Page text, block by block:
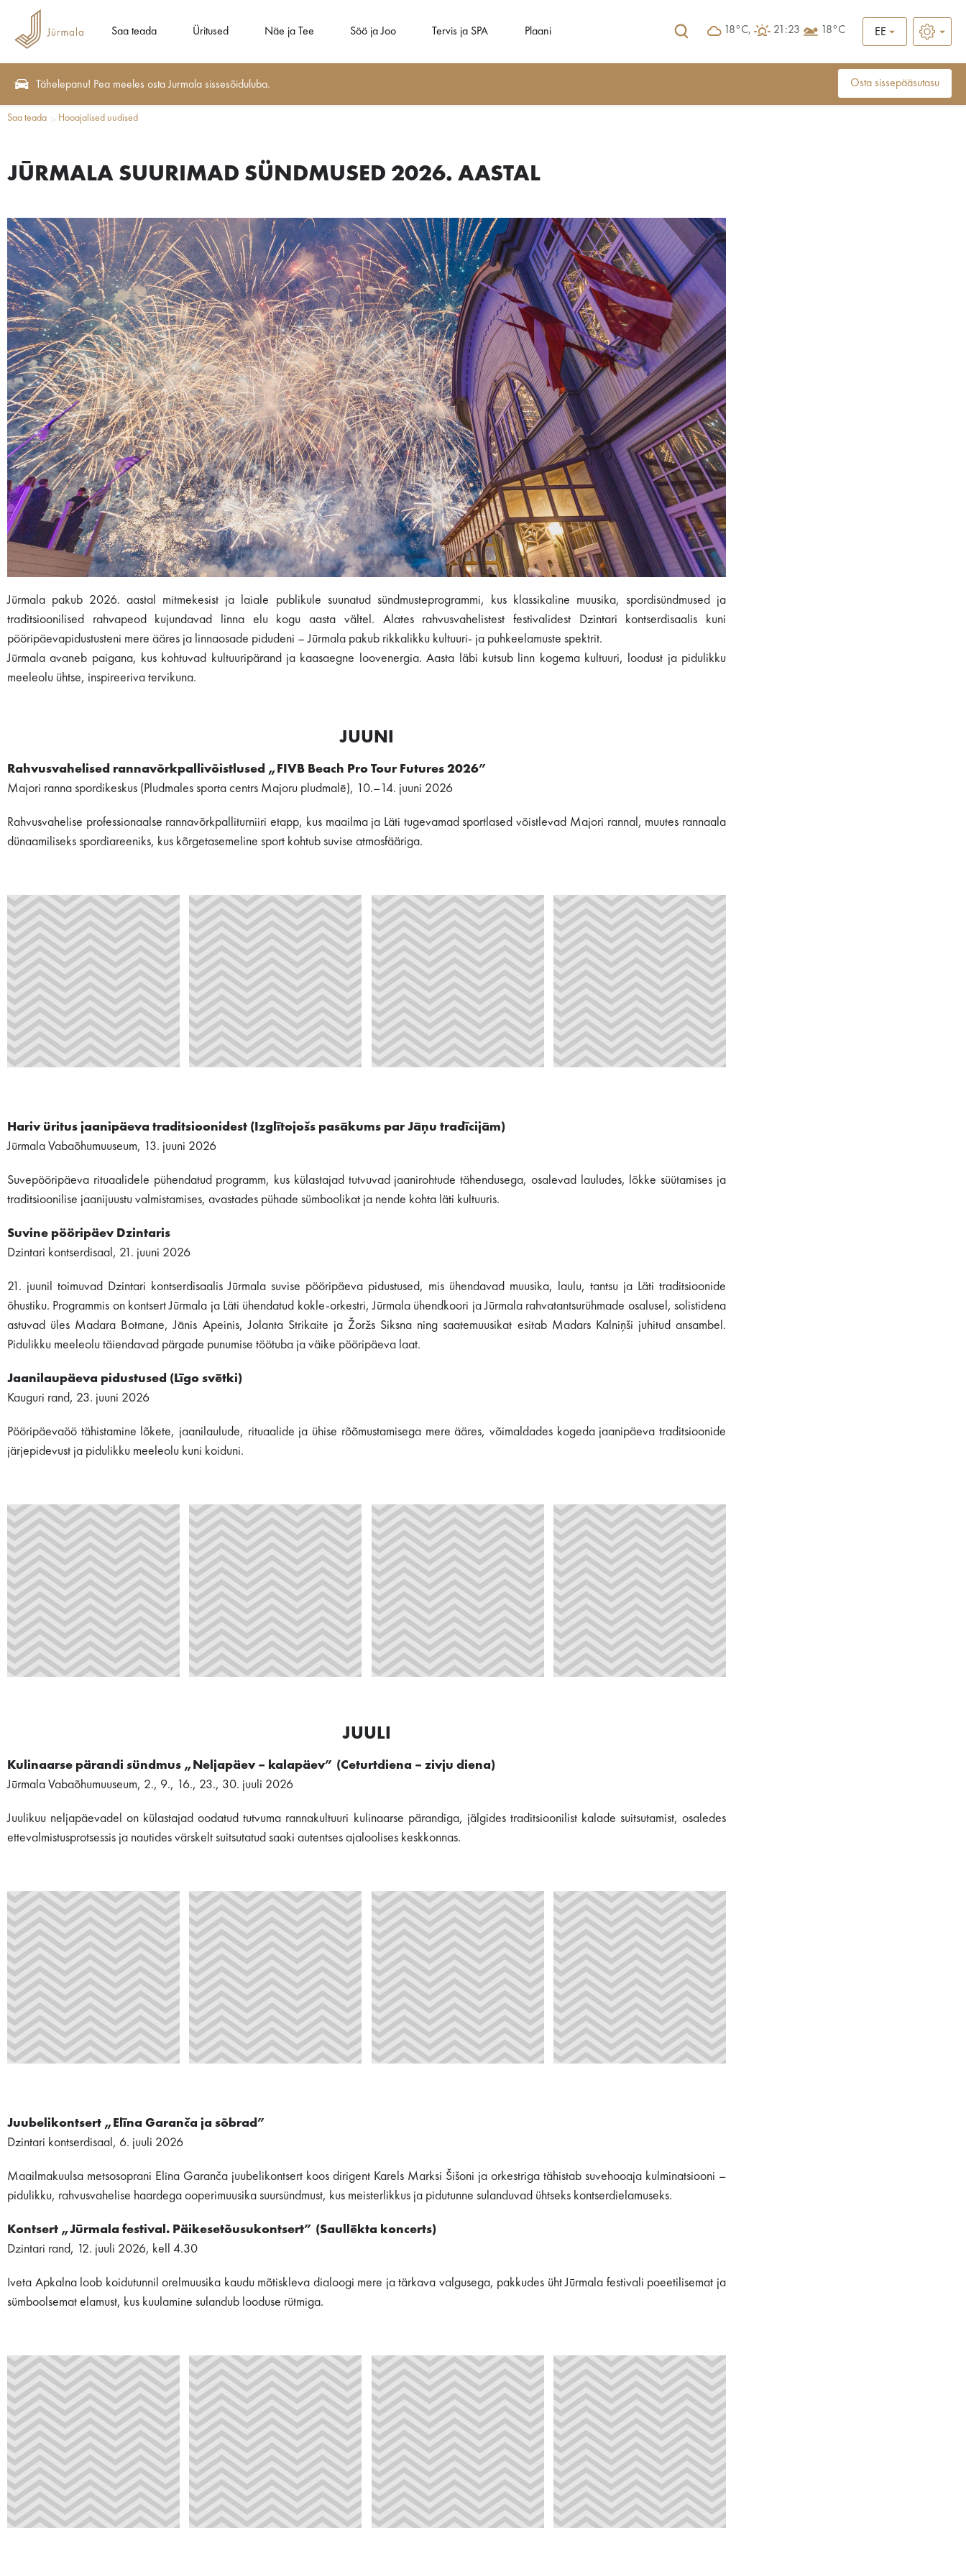
Saa teada Üritused Näe ja Tee Söö ja Joo Tervis ja SPA Plaani 18°C, 21:23 18°C EE
Tähelepanu! Pea meeles osta Jurmala sissesõiduluba. Osta sissepääsutasu
Saa teada Hooajalised uudised
JŪRMALA SUURIMAD SÜNDMUSED 2026. AASTAL
Jūrmala pakub 2026. aastal mitmekesist ja laiale publikule suunatud sündmusteprogrammi, kus klassikaline muusika, spordisündmused ja
traditsioonilised rahvapeod kujundavad linna elu kogu aasta vältel. Alates rahvusvahelistest festivalidest Dzintari kontserdisaalis kuni
pööripäevapidustusteni mere ääres ja linnaosade pidudeni – Jūrmala pakub rikkalikku kultuuri- ja puhkeelamuste spektrit.
Jūrmala avaneb paigana, kus kohtuvad kultuuripärand ja kaasaegne loovenergia. Aasta läbi kutsub linn kogema kultuuri, loodust ja pidulikku
meeleolu ühtse, inspireeriva tervikuna.
JUUNI
Rahvusvahelised rannavõrkpallivõistlused „FIVB Beach Pro Tour Futures 2026”
Majori ranna spordikeskus (Pludmales sporta centrs Majoru pludmalē), 10.–14. juuni 2026
Rahvusvahelise professionaalse rannavõrkpalliturniiri etapp, kus maailma ja Läti tugevamad sportlased võistlevad Majori rannal, muutes rannaala
dünaamiliseks spordiareeniks, kus kõrgetasemeline sport kohtub suvise atmosfääriga.
Hariv üritus jaanipäeva traditsioonidest (Izglītojošs pasākums par Jāņu tradīcijām)
Jūrmala Vabaõhumuuseum, 13. juuni 2026
Suvepööripäeva rituaalidele pühendatud programm, kus külastajad tutvuvad jaanirohtude tähendusega, osalevad lauludes, lõkke süütamises ja
traditsioonilise jaanijuustu valmistamises, avastades pühade sümboolikat ja nende kohta läti kultuuris.
Suvine pööripäev Dzintaris
Dzintari kontserdisaal, 21. juuni 2026
21. juunil toimuvad Dzintari kontserdisaalis Jūrmala suvise pööripäeva pidustused, mis ühendavad muusika, laulu, tantsu ja Läti traditsioonide
õhustiku. Programmis on kontsert Jūrmala ja Läti ühendatud kokle-orkestri, Jūrmala ühendkoori ja Jūrmala rahvatantsurühmade osalusel, solistidena
astuvad üles Madara Botmane, Jānis Apeinis, Jolanta Strikaite ja Žoržs Siksna ning saatemuusikat esitab Madars Kalniņši juhitud ansambel.
Pidulikku meeleolu täiendavad pärgade punumise töötuba ja väike pööripäeva laat.
Jaanilaupäeva pidustused (Līgo svētki)
Kauguri rand, 23. juuni 2026
Pööripäevaöö tähistamine lõkete, jaanilaulude, rituaalide ja ühise rõõmustamisega mere ääres, võimaldades kogeda jaanipäeva traditsioonide
järjepidevust ja pidulikku meeleolu kuni koiduni.
JUULI
Kulinaarse pärandi sündmus „Neljapäev – kalapäev” (Ceturtdiena – zivju diena)
Jūrmala Vabaõhumuuseum, 2., 9., 16., 23., 30. juuli 2026
Juulikuu neljapäevadel on külastajad oodatud tutvuma rannakultuuri kulinaarse pärandiga, jälgides traditsioonilist kalade suitsutamist, osaledes
ettevalmistusprotsessis ja nautides värskelt suitsutatud saaki autentses ajaloolises keskkonnas.
Juubelikontsert „Elīna Garanča ja sõbrad”
Dzintari kontserdisaal, 6. juuli 2026
Maailmakuulsa metsosoprani Elīna Garanča juubelikontsert koos dirigent Karels Marksi Šišoni ja orkestriga tähistab suvehooaja kulminatsiooni –
pidulikku, rahvusvahelise haardega ooperimuusika suursündmust, kus meisterlikkus ja pidutunne sulanduvad ühtseks kontserdielamuseks.
Kontsert „Jūrmala festival. Päikesetõusukontsert” (Saullēkta koncerts)
Dzintari rand, 12. juuli 2026, kell 4.30
Iveta Apkalna loob koidutunnil orelmuusika kaudu mõtiskleva dialoogi mere ja tärkava valgusega, pakkudes üht Jūrmala festivali poeetilisemat ja
sümboolsemat elamust, kus kuulamine sulandub looduse rütmiga.